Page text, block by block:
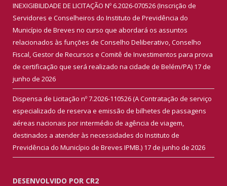
INEXIGIBILIDADE DE LICITAÇÃO Nº 6.2026-070526 (Inscrição de
Servidores e Conselheiros do Instituto de Previdência do
Município de Breves no curso que abordará os assuntos
relacionados às funções de Conselho Deliberativo, Conselho
Fiscal, Gestor de Recursos e Comitê de Investimentos para prova
de certificação que será realizado na cidade de Belém/PA) 17 de
junho de 2026
Dispensa de Licitação nº 7.2026-110526 (A Contratação de serviço
especializado de reserva e emissão de bilhetes de passagens
aéreas nacionais por intermédio de agência de viagem,
destinados a atender às necessidades do Instituto de
Previdência do Município de Breves IPMB.) 17 de junho de 2026
DESENVOLVIDO POR CR2